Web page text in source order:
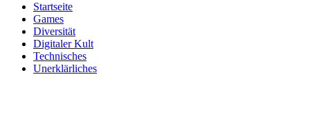
Startseite
Games
Diversität
Digitaler Kult
Technisches
Unerklärliches